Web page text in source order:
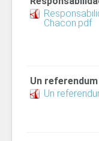
Chacon.pdf
Un
Un